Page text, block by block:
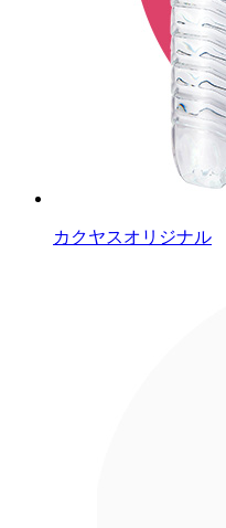
カクヤスオリジナル